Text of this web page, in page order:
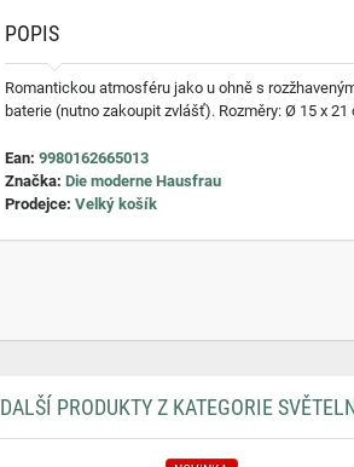
POPIS
Romantickou atmosféru jako u ohně s
baterie (nutno zakoupit zvlášť). Rozměry: Ø 15 x 21
Ean: 9980162665013
Značka: Die moderne Hausfrau
Prodejce: Velký košík
DALŠÍ PRODUKTY Z KATEGORIE